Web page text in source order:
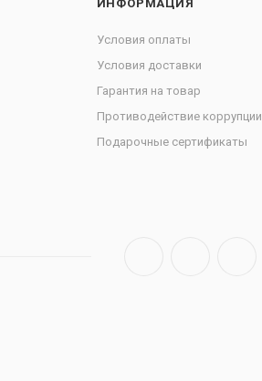
ИНФОРМАЦИЯ
Условия оплаты
Условия доставки
Гарантия на товар
Противодействие коррупции
Подарочные сертификаты